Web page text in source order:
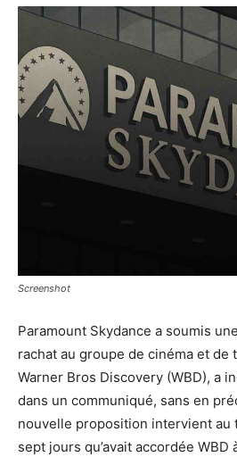
Screenshot
Paramount Skydance a soumis
rachat au groupe de cinéma et de
Warner Bros Discovery (WBD), a
dans un communiqué, sans en
nouvelle proposition intervient au
sept jours qu’avait accordée WBD